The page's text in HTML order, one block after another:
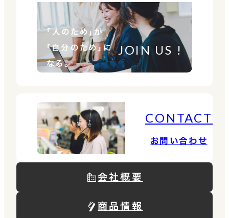
「人のため」が
「自分のため」に
なる。
JOIN US !
CONTACT
お問い合わせ
会社概要
商品情報